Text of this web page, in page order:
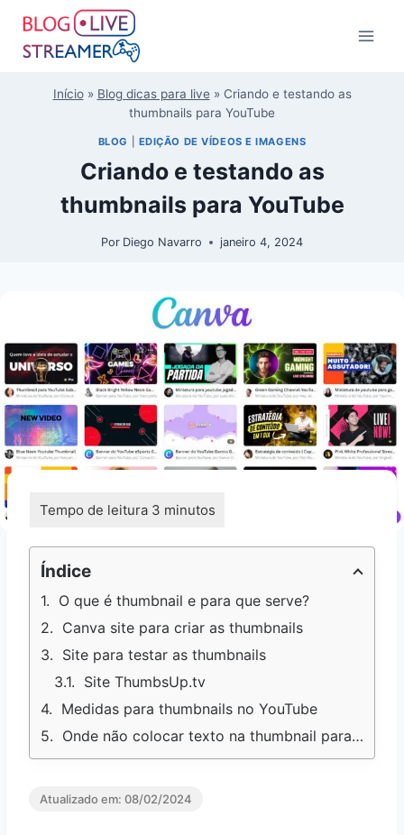
Início» Blog dicas para live » Criando e testando as
thumbnails para YouTube
BLOG EDIÇÃO DE VÍDEOS E IMAGENS
Criando e testando as
thumbnails para YouTube
Por Diego Navarro janeiro 4, 2024
Índice
O que é thumbnail e para que serve?
Canva site para criar as thumbnails
Site para testar as thumbnails
Site ThumbsUp.tv
Medidas para thumbnails no YouTube
Onde não colocar texto na thumbnail para YouTube
Atualizado em: 08/02/2024